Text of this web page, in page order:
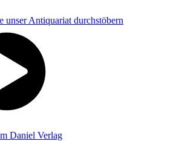
unser Antiquariat durchstöbern
Daniel Verlag